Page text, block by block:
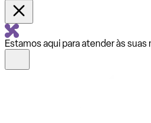
Estamos aqui para atender às